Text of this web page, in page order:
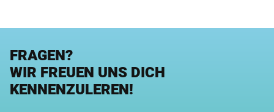
FRAGEN?
WIR FREUEN UNS DICH
KENNENZULEREN!